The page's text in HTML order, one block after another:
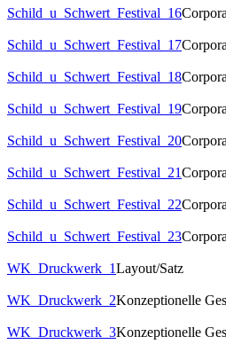
Schild_u_Schwert_Festival_16
Schild_u_Schwert_Festival_17
Schild_u_Schwert_Festival_18
Schild_u_Schwert_Festival_19
Schild_u_Schwert_Festival_20
Schild_u_Schwert_Festival_21
Schild_u_Schwert_Festival_22
Schild_u_Schwert_Festival_23
WK_Druckwerk_1Layout/Satz
WK_Druckwerk_2Konzeptionelle
WK_Druckwerk_3Konzeptionelle